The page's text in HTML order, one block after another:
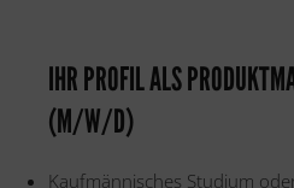
IHR PROFIL ALS
(M/W/D)
Kaufmännisches Studium